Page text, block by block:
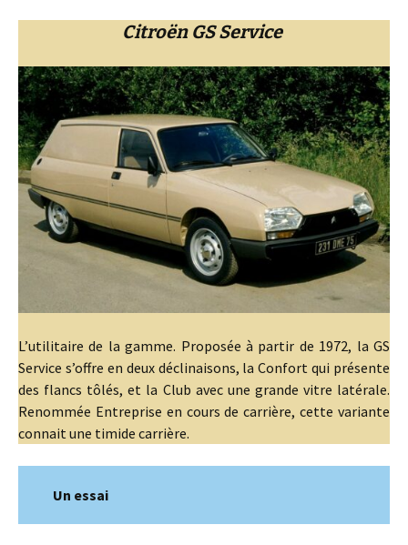
Citroën GS Service
L’utilitaire de la gamme. Proposée à partir de 1972, la GS
Service s’offre en deux déclinaisons, la Confort qui présente
des flancs tôlés, et la Club avec une grande vitre latérale.
Renommée Entreprise en cours de carrière, cette variante
connait une timide carrière.
Un essai